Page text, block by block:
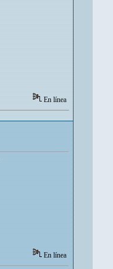
En línea
En línea